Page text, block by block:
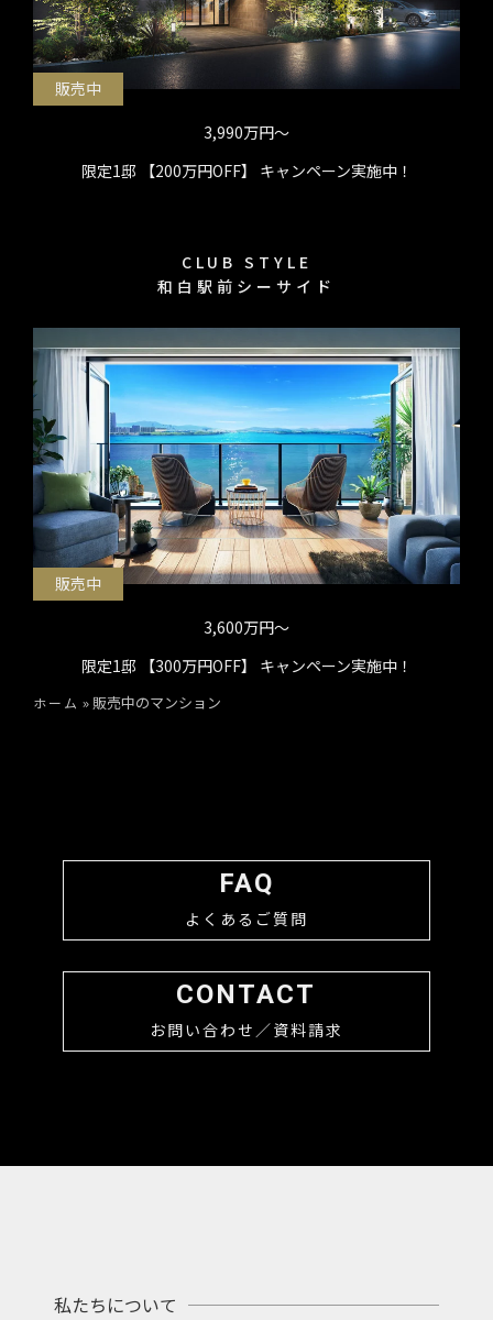
販売中
3,990万円〜
限定1邸 【200万円OFF】 キャンペーン実施中！
CLUB STYLE
和白駅前シーサイド
販売中
3,600万円〜
限定1邸 【300万円OFF】 キャンペーン実施中！
ホーム » 販売中のマンション
FAQ
よくあるご質問
CONTACT
お問い合わせ／資料請求
私たちについて